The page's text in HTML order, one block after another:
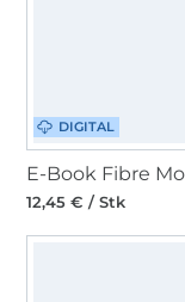
DIGITAL
12,45 € / Stk